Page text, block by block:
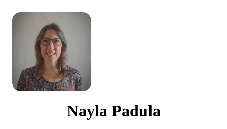
Nayla Padula